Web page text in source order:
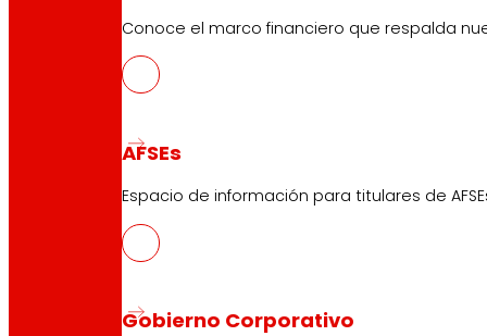
Conoce el marco financiero que respalda
AFSEs
Espacio de información para titulares de
Gobierno Corporativo